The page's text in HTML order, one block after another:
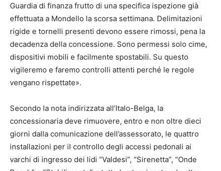
Guardia di finanza frutto di una specifica ispezione già
effettuata a Mondello la scorsa settimana. Delimitazioni
rigide e tornelli presenti devono essere rimossi, pena la
decadenza della concessione. Sono permessi solo cime,
dispositivi mobili e facilmente spostabili. Su questo
vigileremo e faremo controlli attenti perché le regole
vengano rispettate».
Secondo la nota indirizzata all’Italo-Belga, la
concessionaria deve rimuovere, entro e non oltre dieci
giorni dalla comunicazione dell’assessorato, le quattro
installazioni per il controllo degli accessi pedonali ai
varchi di ingresso dei lidi “Valdesi”, “Sirenetta”, “Onde